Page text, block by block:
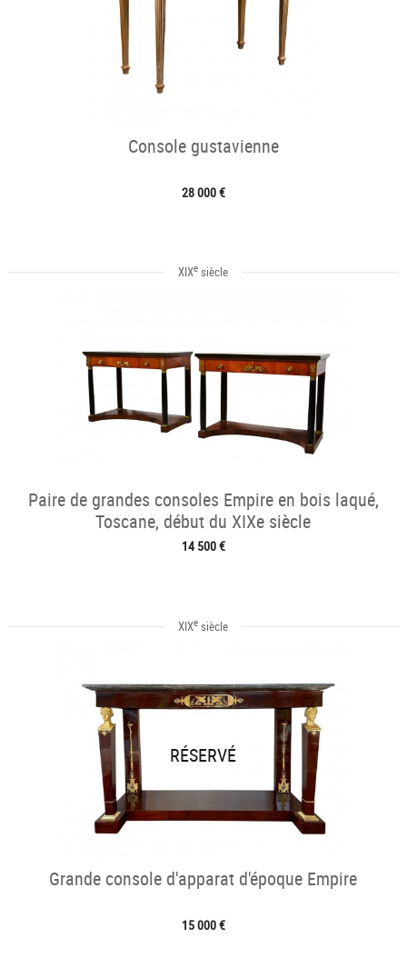
Console gustavienne
28 000 €
XIXe siècle
Paire de grandes consoles Empire en bois laqué,
Toscane, début du XIXe siècle
14 500 €
XIXe siècle
RÉSERVÉ
Grande console d'apparat d'époque Empire
15 000 €